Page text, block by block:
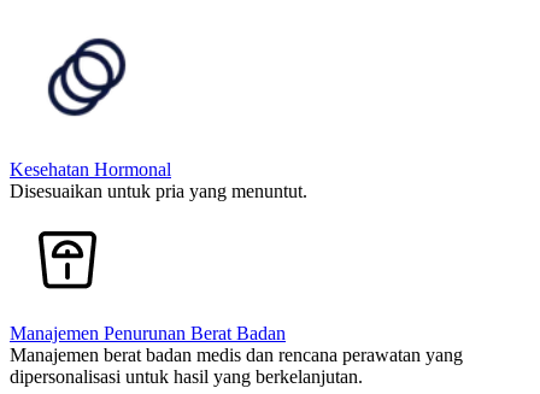
Kesehatan Hormonal
Disesuaikan untuk pria yang menuntut.
Manajemen Penurunan Berat Badan
Manajemen berat badan medis dan rencana perawatan yang
dipersonalisasi untuk hasil yang berkelanjutan.